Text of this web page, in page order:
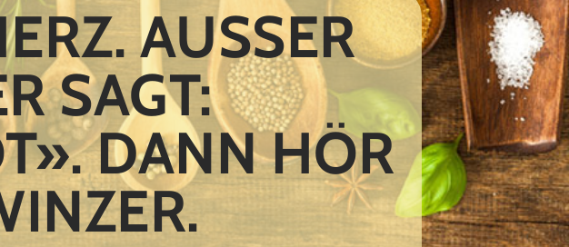
AUSSER
SAGT:
. DANN HÖR